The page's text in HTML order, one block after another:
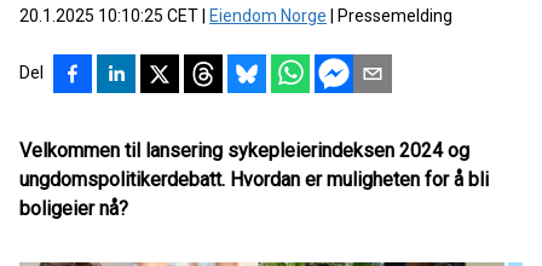
20.1.2025 10:10:25 CET Eiendom Norge Pressemelding
Del
Velkommen til lansering sykepleierindeksen 2024 og
ungdomspolitikerdebatt. Hvordan er muligheten for å bli
boligeier nå?